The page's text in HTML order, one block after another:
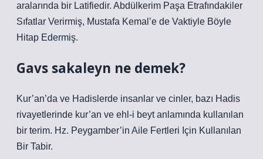
aralarında bir Latifiedir. Abdülkerim Paşa Etrafındakiler
Sıfatlar Verirmiş, Mustafa Kemal’e de Vaktiyle Böyle
Hitap Edermiş.
Gavs sakaleyn ne demek?
Kur’an’da ve Hadislerde insanlar ve cinler, bazı Hadis
rivayetlerinde kur’an ve ehl-i beyt anlamında kullanılan
bir terim. Hz. Peygamber’in Aile Fertleri Için Kullanılan
Bir Tabir.